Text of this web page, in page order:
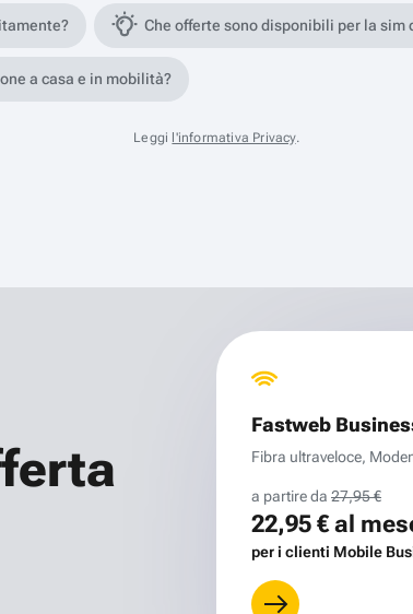
Che offerte sono disponibili per la sim
a casa e in mobilità?
Leggi l'informativa Privacy.
Fastweb
Fibra ultraveloce,
a partire da 27,95 €
22,95 €al
per i clienti Mobile